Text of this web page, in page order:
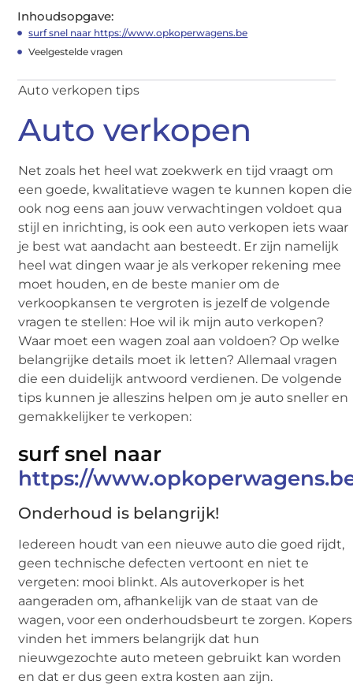
Inhoudsopgave:
surf snel naar https://www.opkoperwagens.be
Veelgestelde vragen
Auto verkopen tips
Auto verkopen
Net zoals het heel wat zoekwerk en tijd vraagt om
een goede, kwalitatieve wagen te kunnen kopen die
ook nog eens aan jouw verwachtingen voldoet qua
stijl en inrichting, is ook een auto verkopen iets waar
je best wat aandacht aan besteedt. Er zijn namelijk
heel wat dingen waar je als verkoper rekening mee
moet houden, en de beste manier om de
verkoopkansen te vergroten is jezelf de volgende
vragen te stellen: Hoe wil ik mijn auto verkopen?
Waar moet een wagen zoal aan voldoen? Op welke
belangrijke details moet ik letten? Allemaal vragen
die een duidelijk antwoord verdienen. De volgende
tips kunnen je alleszins helpen om je auto sneller en
gemakkelijker te verkopen:
surf snel naar
https://
Onderhoud is belangrijk!
Iedereen houdt van een nieuwe auto die goed rijdt,
geen technische defecten vertoont en niet te
vergeten: mooi blinkt. Als autoverkoper is het
aangeraden om, afhankelijk van de staat van de
wagen, voor een onderhoudsbeurt te zorgen. Kopers
vinden het immers belangrijk dat hun
nieuwgezochte auto meteen gebruikt kan worden
en dat er dus geen extra kosten aan zijn.